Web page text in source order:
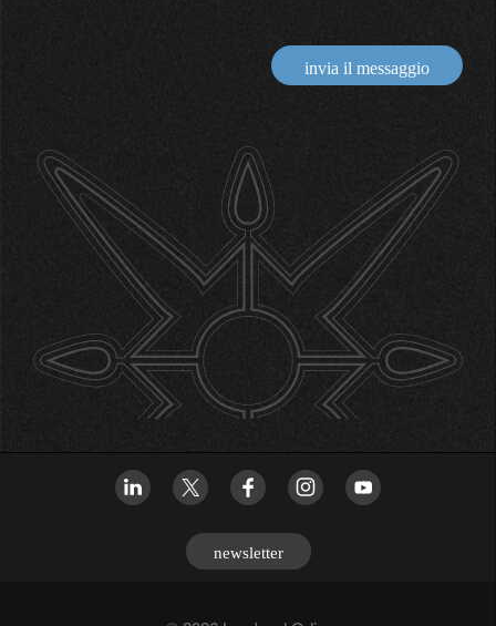
invia il messaggio
newsletter